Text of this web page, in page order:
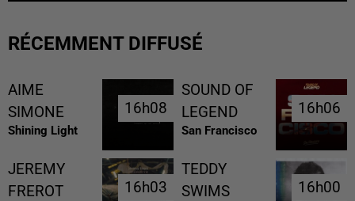
RÉCEMMENT DIFFUSÉ
AIME
SIMONE
Shining Light
16h08
16h08
SOUND OF
LEGEND
San Francisco
16h06
16h06
JEREMY
FREROT
16h03
16h03
TEDDY
SWIMS
16h00
16h00